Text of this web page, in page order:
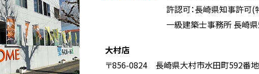
許認可：長崎県知事許可
一級建築士事務所 長崎
大村店
〒856-0824 長崎県大村市水田町592番